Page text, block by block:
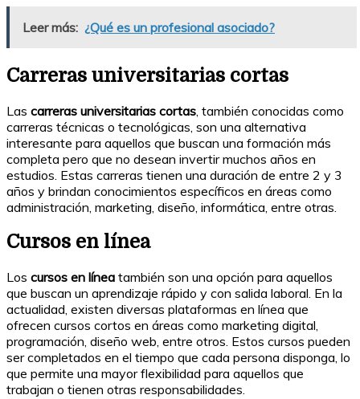
Leer más: ¿Qué es un profesional asociado?
Carreras universitarias cortas
Las carreras universitarias cortas , también conocidas como
carreras técnicas o tecnológicas, son una alternativa
interesante para aquellos que buscan una formación más
completa pero que no desean invertir muchos años en
estudios. Estas carreras tienen una duración de entre 2 y 3
años y brindan conocimientos específicos en áreas como
administración, marketing, diseño, informática, entre otras.
Cursos en línea
Los cursos en línea también son una opción para aquellos
que buscan un aprendizaje rápido y con salida laboral. En la
actualidad, existen diversas plataformas en línea que
ofrecen cursos cortos en áreas como marketing digital,
programación, diseño web, entre otros. Estos cursos pueden
ser completados en el tiempo que cada persona disponga, lo
que permite una mayor flexibilidad para aquellos que
trabajan o tienen otras responsabilidades.